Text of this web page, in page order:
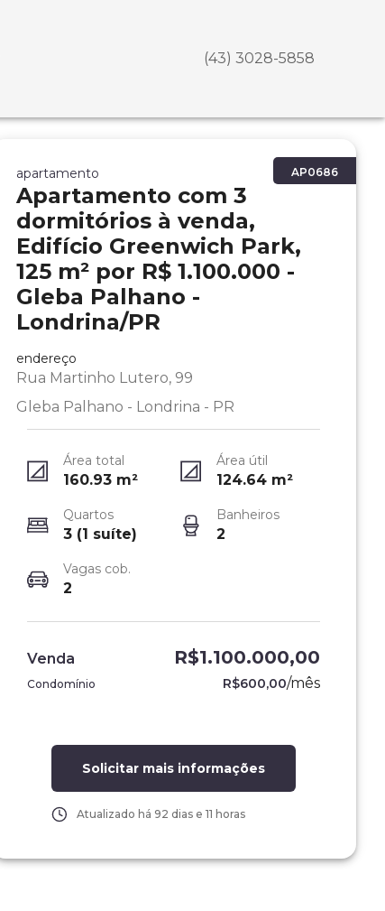
(43) 3028-5858
AP0686
apartamento
Apartamento com 3
dormitórios à venda,
Edifício Greenwich Park,
125 m² por R$ 1.100.000 -
Gleba Palhano -
Londrina/PR
endereço
Rua Martinho Lutero, 99
Gleba Palhano - Londrina - PR
Área total
160.93m²
Área útil
124.64 m²
Quartos
3 (1 suíte)
Banheiros
2
Vagas cob.
2
Venda R$1.100.000,00
Condomínio R$600,00/mês
Solicitar mais informações
Atualizado há 92 dias e 11 horas